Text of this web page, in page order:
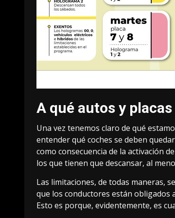
A qué autos y
Una vez tenemos claro de qué
entender qué coches se deben
como consecuencia de la activación
los que tienen que descansar, al
Las limitaciones, de todas maneras,
que los conductores están obligados
Esto es porque, evidentemente, es